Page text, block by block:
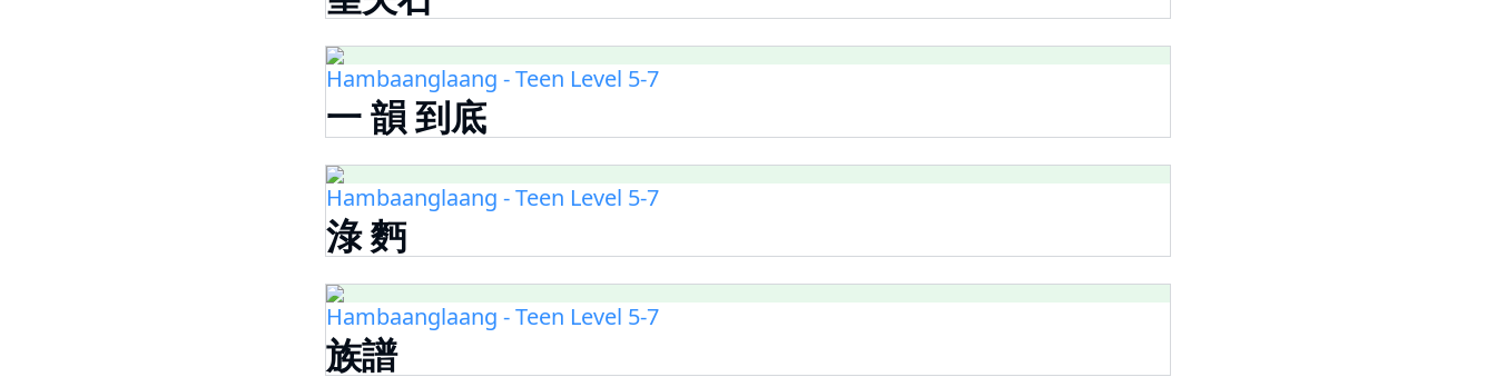
Hambaanglaang - Teen Level 5-7
一 韻 到底
Hambaanglaang - Teen Level 5-7
淥 麪
Hambaanglaang - Teen Level 5-7
族譜